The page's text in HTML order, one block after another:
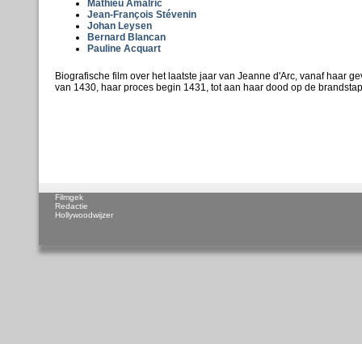
Mathieu Amalric
Jean-François Stévenin
Johan Leysen
Bernard Blancan
Pauline Acquart
Biografische film over het laatste jaar van Jeanne d'Arc, vanaf haar
van 1430, haar proces begin 1431, tot aan haar dood op de
Filmgek
Redactie
Hollywoodwijzer